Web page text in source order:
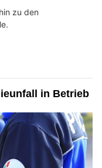
zu den
in Betrieb